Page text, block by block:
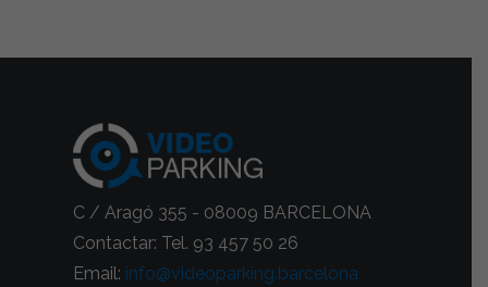
C / Aragó 355 - 08009 BARCELONA
Contactar: Tel. 93 457 50 26
Email: info@videoparking.barcelona